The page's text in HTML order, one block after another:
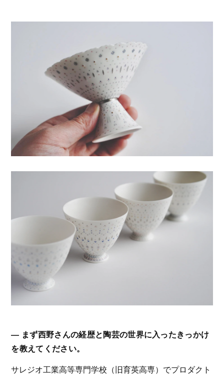
― まず西野さんの経歴と陶芸の世界に入ったきっかけ
を教えてください。
サレジオ工業高等専門学校（旧育英高専）でプロダクト